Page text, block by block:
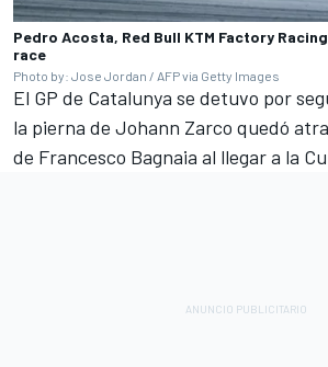
Pedro Acosta, Red Bull KTM Factory
race
Photo by: Jose Jordan / AFP via Getty Images
El GP de Catalunya se detuvo por
la pierna de Johann Zarco quedó
de Francesco Bagnaia al llegar a la